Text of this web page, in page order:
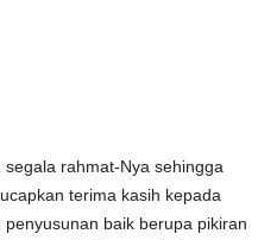
rahmat-Nya sehingga
terima kasih kepada
baik berupa pikiran